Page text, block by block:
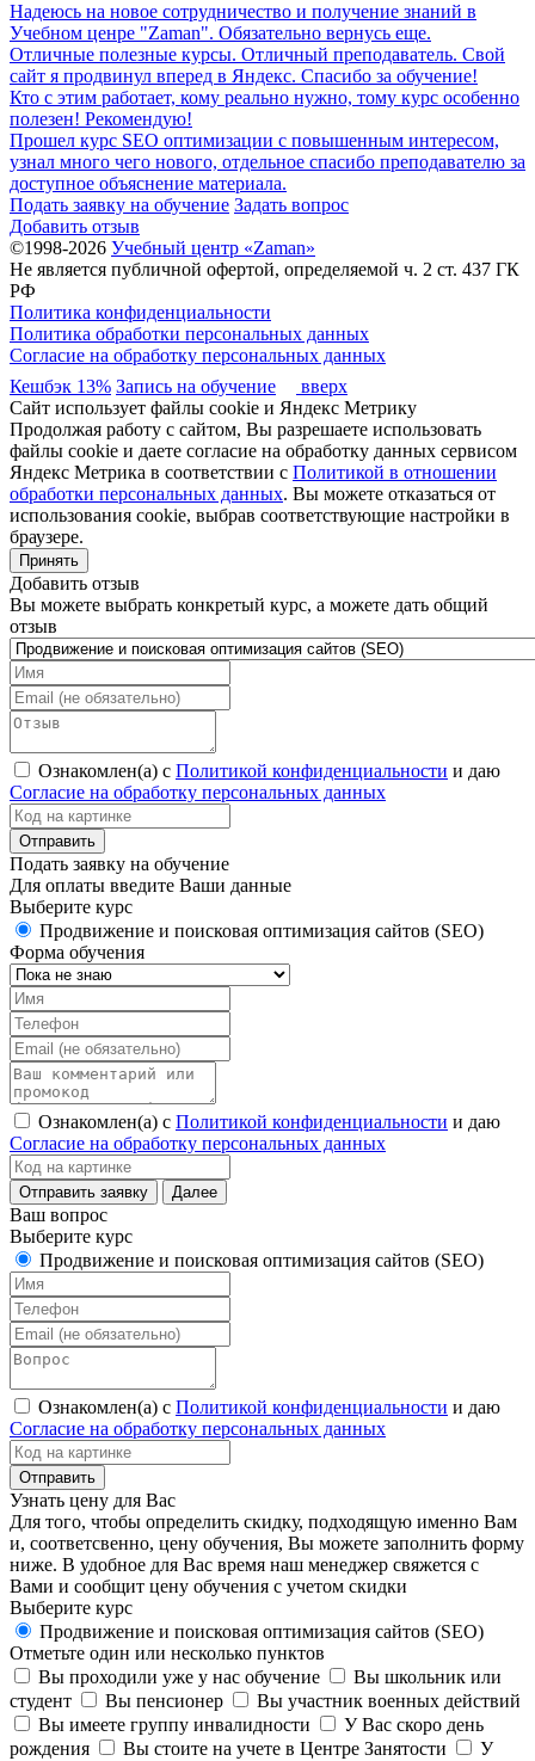
Надеюсь на новое сотрудничество и получение знаний в
Учебном ценре "Zaman". Обязательно вернусь еще.
Отличные полезные курсы. Отличный преподаватель. Свой
сайт я продвинул вперед в Яндекс. Спасибо за обучение!
Кто с этим работает, кому реально нужно, тому курс особенно
полезен! Рекомендую!
Прошел курс SEO оптимизации с повышенным интересом,
узнал много чего нового, отдельное спасибо преподавателю за
доступное объяснение материала.
Подать заявку на обучение Задать вопрос
Добавить отзыв
©1998-2026 Учебный центр «Zaman»
Не является публичной офертой, определяемой ч. 2 ст. 437 ГК
РФ
Политика конфиденциальности
Политика обработки персональных данных
Согласие на обработку персональных данных
Кешбэк 13% Запись на обучение
вверх
Сайт использует файлы cookie и Яндекс Метрику
Продолжая работу с сайтом, Вы разрешаете использовать
файлы cookie и даете согласие на обработку данных сервисом
Яндекс Метрика в соответствии с Политикой в отношении
обработки персональных данных. Вы можете отказаться от
использования cookie, выбрав соответствующие настройки в
браузере.
Принять
Добавить отзыв
Вы можете выбрать конкретый курс, а можете дать общий
отзыв
Ознакомлен(а) с Политикой конфиденциальности и даю
Согласие на обработку персональных данных
Подать заявку на обучение
Для оплаты введите Ваши данные
Выберите курс
Продвижение и поисковая оптимизация сайтов (SEO)
Форма обучения
Ознакомлен(а) с Политикой конфиденциальности и даю
Согласие на обработку персональных данных
Ваш вопрос
Выберите курс
Продвижение и поисковая оптимизация сайтов (SEO)
Ознакомлен(а) с Политикой конфиденциальности и даю
Согласие на обработку персональных данных
Узнать цену для Вас
Для того, чтобы определить скидку, подходящую именно Вам
и, соответсвенно, цену обучения, Вы можете заполнить форму
ниже. В удобное для Вас время наш менеджер свяжется с
Вами и сообщит цену обучения с учетом скидки
Выберите курс
Продвижение и поисковая оптимизация сайтов (SEO)
Отметьте один или несколько пунктов
Вы проходили уже у нас обучение
Вы школьник или
студент
Вы пенсионер
Вы участник военных действий
Вы имеете группу инвалидности
У Вас скоро день
рождения
Вы стоите на учете в Центре Занятости
У